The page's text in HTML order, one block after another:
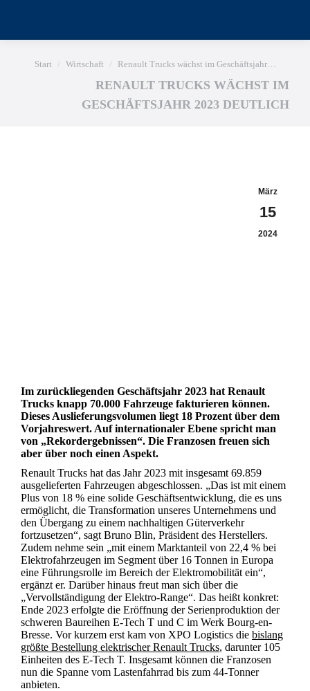
Sie befinden sich hier:
Start Wirtschaft Renault Trucks wächst im Geschäftsjahr…
RENAULT TRUCKS WÄCHST IM
GESCHÄFTSJAHR 2023 DEUTLICH
März
15
2024
Im zurückliegenden Geschäftsjahr 2023 hat Renault
Trucks knapp 70.000 Fahrzeuge fakturieren können.
Dieses Auslieferungsvolumen liegt 18 Prozent über dem
Vorjahreswert. Auf internationaler Ebene spricht man
von „Rekordergebnissen“. Die Franzosen freuen sich
aber über noch einen Aspekt.
Renault Trucks hat das Jahr 2023 mit insgesamt 69.859
ausgelieferten Fahrzeugen abgeschlossen. „Das ist mit einem
Plus von 18 % eine solide Geschäftsentwicklung, die es uns
ermöglicht, die Transformation unseres Unternehmens und
den Übergang zu einem nachhaltigen Güterverkehr
fortzusetzen“, sagt Bruno Blin, Präsident des Herstellers.
Zudem nehme sein „mit einem Marktanteil von 22,4 % bei
Elektrofahrzeugen im Segment über 16 Tonnen in Europa
eine Führungsrolle im Bereich der Elektromobilität ein“,
ergänzt er. Darüber hinaus freut man sich über die
„Vervollständigung der Elektro-Range“. Das heißt konkret:
Ende 2023 erfolgte die Eröffnung der Serienproduktion der
schweren Baureihen E-Tech T und C im Werk Bourg-en-
Bresse. Vor kurzem erst kam von XPO Logistics die bislang
größte Bestellung elektrischer Renault Trucks, darunter 105
Einheiten des E-Tech T. Insgesamt können die Franzosen
nun die Spanne vom Lastenfahrrad bis zum 44-Tonner
anbieten.